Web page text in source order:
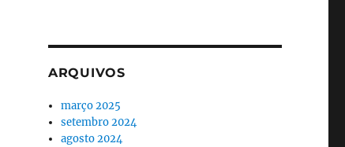
ARQUIVOS
março 2025
setembro 2024
agosto 2024